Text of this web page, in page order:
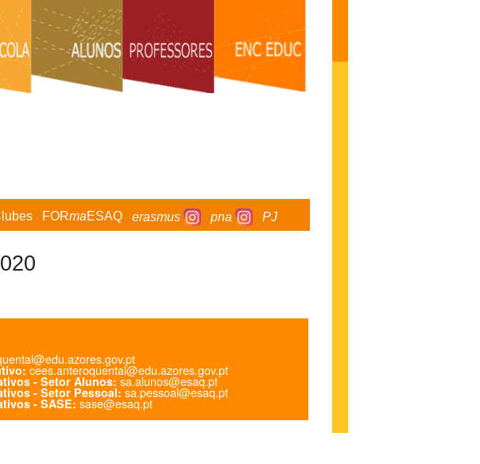
FORmaESAQ erasmus pna PJ
cees.anteroquental@edu.azores.gov.pt
- Setor Alunos: sa.alunos@esaq.pt
- Setor Pessoal: sa.pessoal@esaq.pt
- SASE: sase@esaq.pt